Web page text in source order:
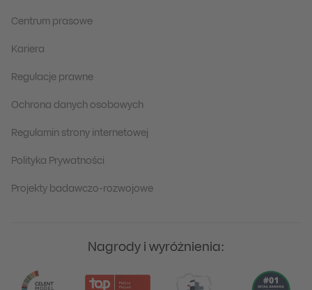
Centrum prasowe
Kariera
Regulacje prawne
Ochrona danych osobowych
Regulamin strony internetowej
Polityka Prywatności
Projekty badawczo-rozwojowe
Nagrody i wyróżnienia: